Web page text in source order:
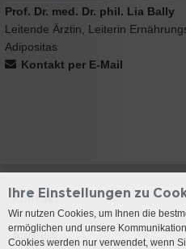
Prof. Dr. med. Dr. phil. Lia Bally
Leitende Ärztin, Leiterin
Adipositas
Kontakt per E-Mail
Kontakt
Anreise
Ihre Einstellungen zu
Wir nutzen Cookies, um Ihnen die
ermöglichen und unsere
Cookies werden nur verwendet, wenn